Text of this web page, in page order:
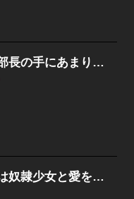
このおっぱいは部長の手にあまります。～今夜もたぷたぷ濃厚エッチ～【合本版】
冷徹な魔法使いは奴隷少女と愛を知る